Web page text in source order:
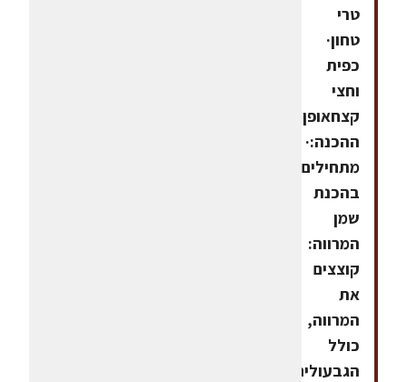
טרי
טחון·
כפית
וחצי
קצחאופן
ההכנה:·
מתחילים
בהכנת
שמן
המרווה:
קוצצים
את
המרווה,
כולל
הגבעולים.